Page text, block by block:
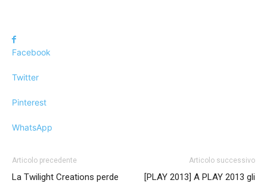
Facebook
Twitter
Pinterest
WhatsApp
Articolo precedente
La Twilight Creations perde
Articolo successivo
[PLAY 2013] A PLAY 2013 gli